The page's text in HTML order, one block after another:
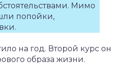
Мимо
попойки,
на год. Второй курс он
образа жизни.